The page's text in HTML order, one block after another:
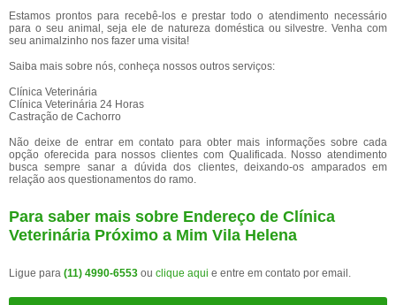
Estamos prontos para recebê-los e prestar todo o atendimento necessário
para o seu animal, seja ele de natureza doméstica ou silvestre. Venha com
seu animalzinho nos fazer uma visita!
Saiba mais sobre nós, conheça nossos outros serviços:
Clínica Veterinária
Clínica Veterinária 24 Horas
Castração de Cachorro
Não deixe de entrar em contato para obter mais informações sobre cada
opção oferecida para nossos clientes com Qualificada. Nosso atendimento
busca sempre sanar a dúvida dos clientes, deixando-os amparados em
relação aos questionamentos do ramo.
Para saber mais sobre Endereço de Clínica
Veterinária Próximo a Mim Vila Helena
Ligue para (11) 4990-6553 ou clique aqui e entre em contato por email.